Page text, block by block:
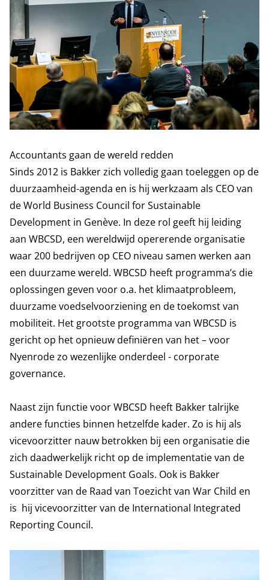
Accountants gaan de wereld redden
Sinds 2012 is Bakker zich volledig gaan toeleggen op de
duurzaamheid-agenda en is hij werkzaam als CEO van
de World Business Council for Sustainable
Development in Genève. In deze rol geeft hij leiding
aan WBCSD, een wereldwijd opererende organisatie
waar 200 bedrijven op CEO niveau samen werken aan
een duurzame wereld. WBCSD heeft programma’s die
oplossingen geven voor o.a. het klimaatprobleem,
duurzame voedselvoorziening en de toekomst van
mobiliteit. Het grootste programma van WBCSD is
gericht op het opnieuw definiëren van het – voor
Nyenrode zo wezenlijke onderdeel - corporate
governance.
Naast zijn functie voor WBCSD heeft Bakker talrijke
andere functies binnen hetzelfde kader. Zo is hij als
vicevoorzitter nauw betrokken bij een organisatie die
zich daadwerkelijk richt op de implementatie van de
Sustainable Development Goals. Ook is Bakker
voorzitter van de Raad van Toezicht van War Child en
is hij vicevoorzitter van de International Integrated
Reporting Council.